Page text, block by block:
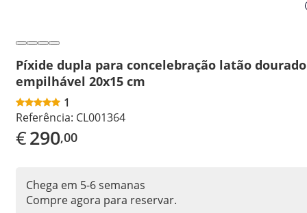
Píxide dupla para concelebração latão dourado
empilhável 20x15 cm
1
Referência: CL001364
€290,00
Chega em 5-6 semanas
Compre agora para reservar.